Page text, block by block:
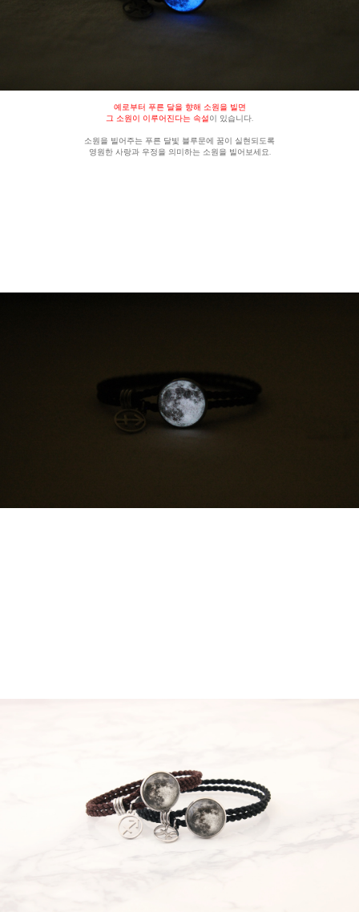
예로부터 푸른 달을 향해 소원을 빌면
그 소원이 이루어진다는 속설이 있습니다.
소원을 빌어주는 푸른 달빛 블루문에 꿈이 실현되도록
영원한 사랑과 우정을 의미하는 소원을 빌어보세요.